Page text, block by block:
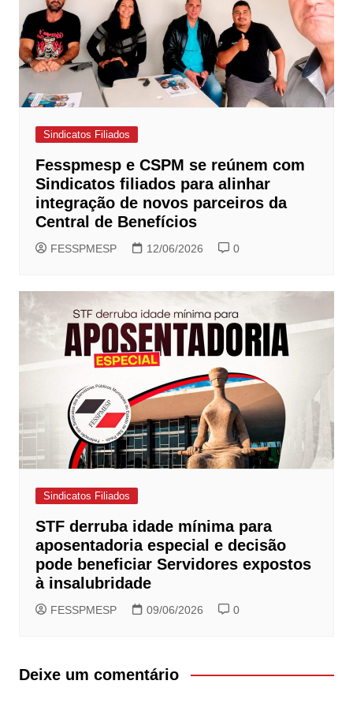
Sindicatos Filiados
Fesspmesp e CSPM se reúnem com
Sindicatos filiados para alinhar
integração de novos parceiros da
Central de Benefícios
FESSPMESP 12/06/2026 0
Sindicatos Filiados
STF derruba idade mínima para
aposentadoria especial e decisão
pode beneficiar Servidores expostos
à insalubridade
FESSPMESP 09/06/2026 0
Deixe um comentário